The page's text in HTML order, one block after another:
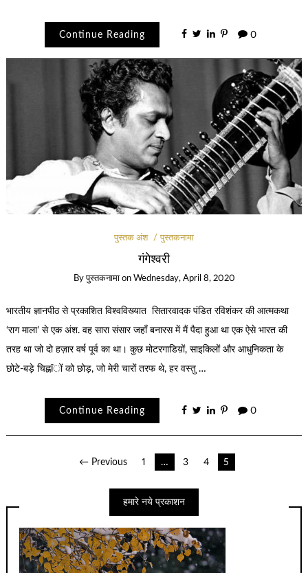
Continue Reading 0
पुस्तक अंश पुस्तकनामा
गंगेश्वरी
Byपुस्तकनामा on Wednesday, April 8, 2020
भारतीय ज्ञानपीठ से प्रकाशित विश्वविख्यात सितारवादक पंडित रविशंकर की आत्मकथा
‘राग माला’ से एक अंश. वह सारा संसार जहाँ बनारस में मैं पैदा हुआ था एक ऐसे भारत की
तरह था जो दो हज़ार वर्ष पूर्व का था। कुछ मोटरगाडिय़ों, साइकिलों और आधुनिकता के
छोटे-बड़े चिह्नïों को छोड़, जो मेरी चारों तरफ थे, हर वस्तु …
Continue Reading 0
← Previous 1 … 3 4 5
हमारे नये प्रकाशन